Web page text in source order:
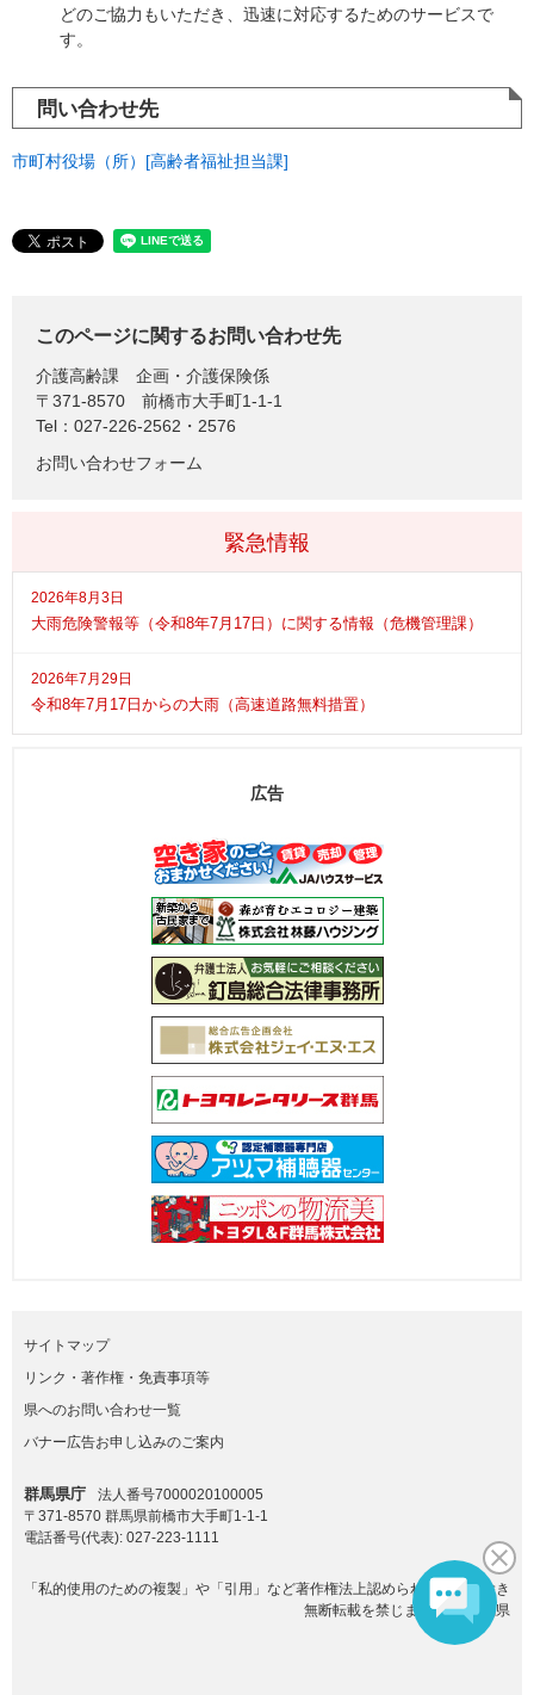
どのご協力もいただき、迅速に対応するためのサービスで
す。
問い合わせ先
市町村役場（所）[高齢者福祉担当課]
このページに関するお問い合わせ先
介護高齢課
企画・介護保険係
〒371-8570
前橋市大手町1-1-1
Tel：027-226-2562・2576
お問い合わせフォーム
緊急情報
2026年8月3日
大雨危険警報等（令和8年7月17日）に関する情報（危機管理課）
2026年7月29日
令和8年7月17日からの大雨（高速道路無料措置）
広告
サイトマップ
リンク・著作権・免責事項等
県へのお問い合わせ一覧
バナー広告お申し込みのご案内
群馬県庁
法人番号7000020100005
〒371-8570 群馬県前橋市大手町1-1-1
電話番号(代表): 027-223-1111
「私的使用のための複製」や「引用」など著作権法上認められた場合を除き
無断転載を禁じます。(C)群馬県